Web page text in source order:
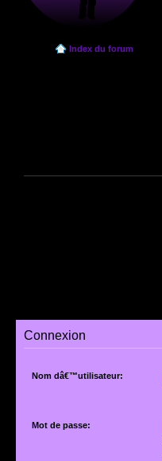
Index du forum
Connexion
Nom dâ€™utilisateur:
Mot de passe: